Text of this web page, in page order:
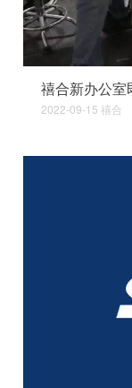
禧合新办公室
2022-09-15 禧合